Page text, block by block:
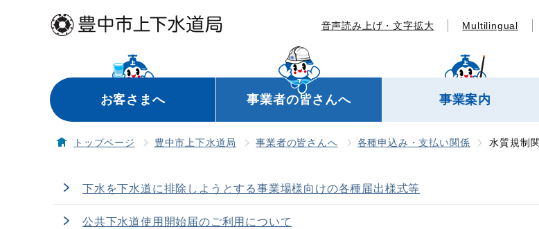
音声読み上げ・文字拡大 Multilingual
お客さまへ 事業者の皆さんへ 事業案内
トップページ 豊中市上下水道局 事業者の皆さんへ 各種申込み・支払い関係 水質規制
下水を下水道に排除しようとする事業場様向けの各種届出様式等
公共下水道使用開始届のご利用について